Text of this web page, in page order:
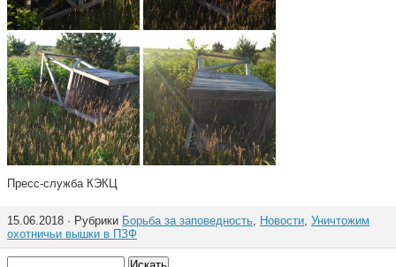
Пресс-служба КЭКЦ
15.06.2018 · Рубрики Борьба за заповедность, Новости, Уничтожим
охотничьи вышки в ПЗФ